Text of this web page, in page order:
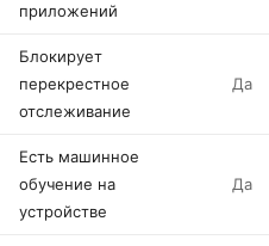
приложений
Блокирует
перекрестное
отслеживание
Да
Есть машинное
обучение на
устройстве
Да